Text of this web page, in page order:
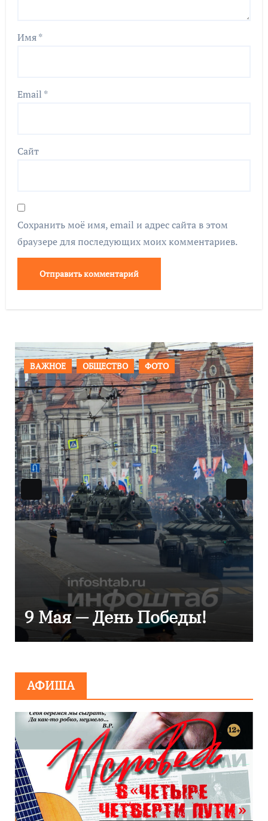
Имя*
Email *
Сайт
Сохранить моё имя, email и адрес сайта в этом
браузере для последующих моих комментариев.
ВАЖНОЕ ОБЩЕСТВО ФОТО
Уникальное северное
сияние запечатлели над
Балтикой
АФИША